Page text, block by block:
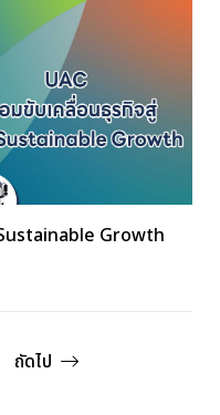
Growth
ถัดไป